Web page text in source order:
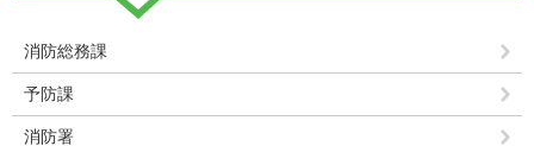
消防総務課
予防課
消防署